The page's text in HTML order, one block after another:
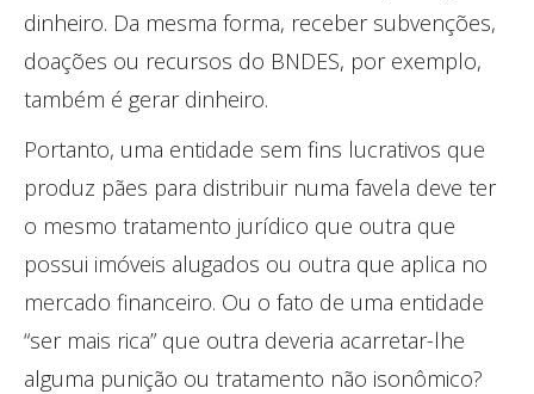
dinheiro. Da mesma forma, receber subvenções,
doações ou recursos do BNDES, por exemplo,
também é gerar dinheiro.
Portanto, uma entidade sem fins lucrativos que
produz pães para distribuir numa favela deve ter
o mesmo tratamento jurídico que outra que
possui imóveis alugados ou outra que aplica no
mercado financeiro. Ou o fato de uma entidade
“ser mais rica” que outra deveria acarretar-lhe
alguma punição ou tratamento não isonômico?